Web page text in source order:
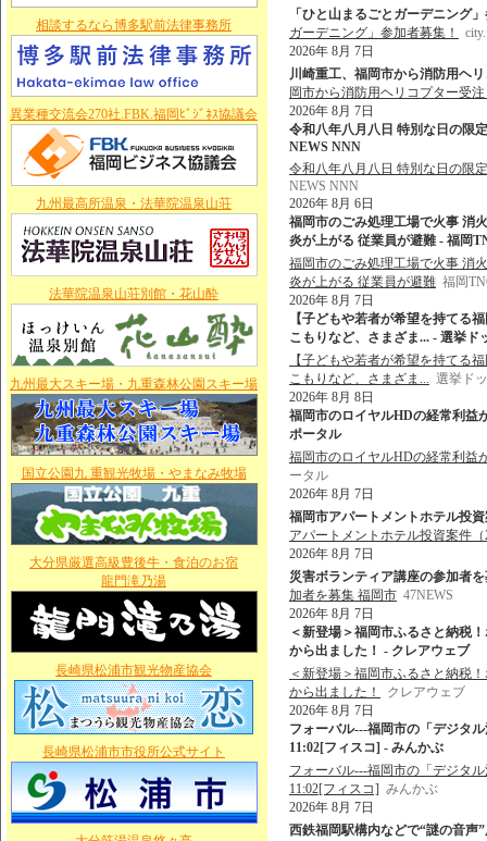
相談するなら博多駅前法律事務所
異業種交流会270社.FBK.福岡ﾋﾞｼﾞﾈｽ協議会
九州最高所温泉・法華院温泉山荘
法華院温泉山荘別館・花山酔
九州最大スキー場・九重森林公園スキー場
国立公園九 重観光牧場・やまなみ牧場
大分県厳選高級豊後牛・食泊のお宿
龍門滝乃湯
長崎県松浦市観光物産協会
長崎県松浦市市役所公式サイト
「ひと山まるごとガーデニング
ガーデニング」参加者募集！
2026年 8月 7日
川崎重工、福岡市から消防用ヘ
岡市から消防用ヘリコプター受注
2026年 8月 7日
令和八年八月八日 特別な日の限
NEWS NNN
令和八年八月八日 特別な日の限
NEWS NNN
2026年 8月 6日
福岡市のごみ処理工場で火事 消
炎が上がる 従業員が避難 - 福岡
福岡市のごみ処理工場で火事 消
炎が上がる 従業員が避難 福岡
2026年 8月 7日
【子どもや若者が希望を持てる
こもりなど、さまざま... - 選挙ド
【子どもや若者が希望を持てる
こもりなど、さまざま... 選挙ド
2026年 8月 8日
福岡市のロイヤルHDの経常利益
ポータル
福岡市のロイヤルHDの経常利益
ータル
2026年 8月 7日
福岡市アパートメントホテル投
アパートメントホテル投資案件
2026年 8月 7日
災害ボランティア講座の参加者
加者を募集 福岡市 47NEWS
2026年 8月 7日
＜新登場＞福岡市ふるさと納税
から出ました！ - クレアウェブ
＜新登場＞福岡市ふるさと納税
から出ました！
クレアウェブ
2026年 8月 7日
フォーバル---福岡市の「デジタ
11:02[フィスコ] - みんかぶ
フォーバル---福岡市の「デジタ
11:02[フィスコ] みんかぶ
2026年 8月 7日
西鉄福岡駅構内などで“謎の音声